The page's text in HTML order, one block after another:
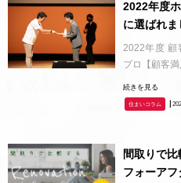
2022年度
に選ばれま
2022年度 顧
プロ【顧客
続きを見る
住まいコラム
間取りで
フォーアフ